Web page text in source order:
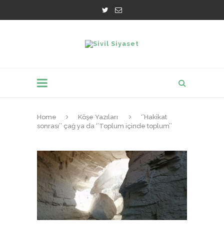
Home Köşe Yazıları
‘’Hakikat
sonrası’’ çağ ya da ‘’Toplum içinde toplum’’